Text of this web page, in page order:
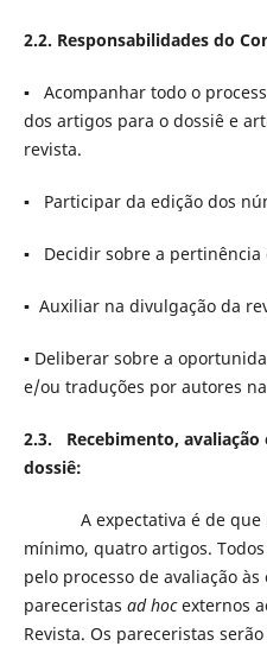
2.2. Responsabilidades do
▪ Acompanhar todo o
dos artigos para o dossiê e
revista.
▪ Participar da edição dos
▪ Decidir sobre a pertinência
▪ Auxiliar na divulgação da
▪ Deliberar sobre a
e/ou traduções por autores
2.3.
Recebimento,
dossiê:
A expectativa é de que
mínimo, quatro artigos.
pelo processo de avaliação
pareceristas ad hocexternos
Revista. Os pareceristas